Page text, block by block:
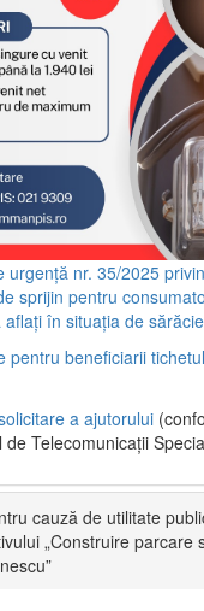
urgență nr. 35/2025
sprijin pentru
în situația de
pentru beneficiarii
a ajutorului
de Telecomunicații
cauză de utilitate
„Construire parcare